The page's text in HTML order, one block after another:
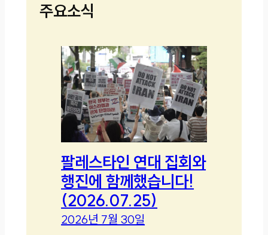
주요소식
팔레스타인 연대 집회와
행진에 함께했습니다!
(2026.07.25)
2026년 7월 30일